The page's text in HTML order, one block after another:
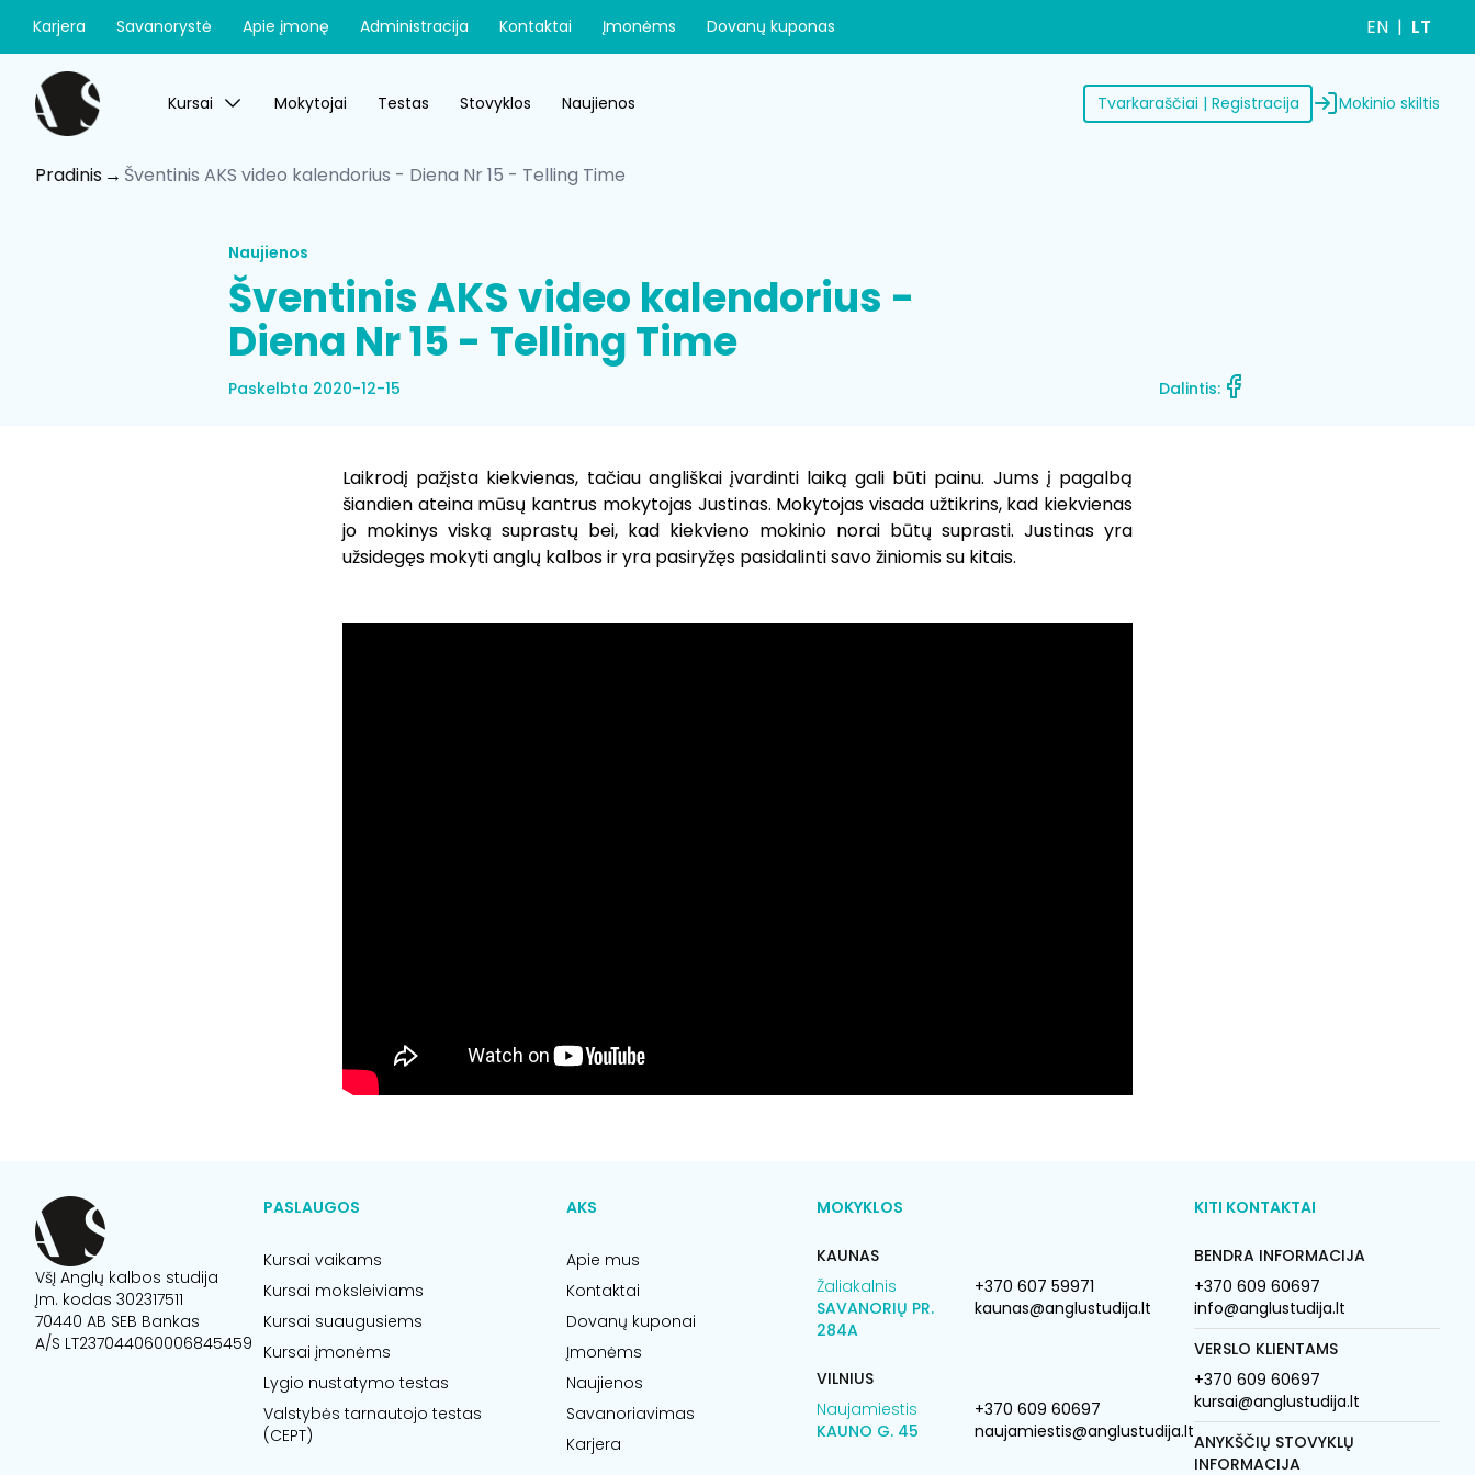
Kursai Mokytojai Testas Stovyklos Naujienos Tvarkaraščiai | Registracija Mokinio skiltis
Karjera Savanorystė Apie įmonę Administracija Kontaktai Įmonėms Dovanų kuponas EN LT
Pradinis Šventinis AKS video kalendorius - Diena Nr 15 - Telling Time
Naujienos
Šventinis AKS video kalendorius -
Diena Nr 15 - Telling Time
Paskelbta 2020-12-15 Dalintis:
Laikrodį pažįsta kiekvienas, tačiau angliškai įvardinti laiką gali būti painu. Jums į pagalbą
šiandien ateina mūsų kantrus mokytojas Justinas. Mokytojas visada užtikrins, kad kiekvienas
jo mokinys viską suprastų bei, kad kiekvieno mokinio norai būtų suprasti. Justinas yra
užsidegęs mokyti anglų kalbos ir yra pasiryžęs pasidalinti savo žiniomis su kitais.
VšĮ Anglų kalbos studija
Įm. kodas 302317511
70440 AB SEB Bankas
A/S LT237044060006845459
PASLAUGOS
Kursai vaikams
Kursai moksleiviams
Kursai suaugusiems
Kursai įmonėms
Lygio nustatymo testas
Valstybės tarnautojo testas
(CEPT)
AKS
Apie mus
Kontaktai
Dovanų kuponai
Įmonėms
Naujienos
Savanoriavimas
Karjera
MOKYKLOS
KAUNAS
Žaliakalnis
SAVANORIŲ PR.
284A
+370 607 59971
kaunas@anglustudija.lt
VILNIUS
Naujamiestis
KAUNO G. 45
+370 609 60697
naujamiestis@anglustudija.lt
KITI KONTAKTAI
BENDRA INFORMACIJA
+370 609 60697
info@anglustudija.lt
VERSLO KLIENTAMS
+370 609 60697
kursai@anglustudija.lt
ANYKŠČIŲ STOVYKLŲ
INFORMACIJA